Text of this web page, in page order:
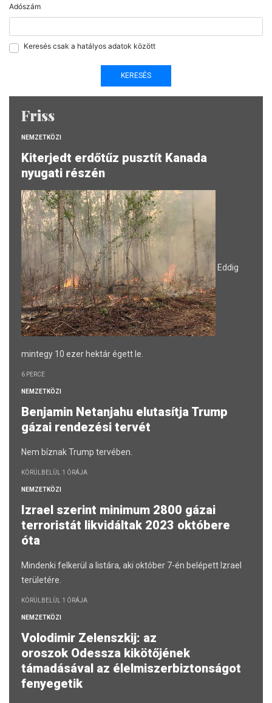
Adószám
Keresés csak a hatályos adatok között
Friss
NEMZETKÖZI
Kiterjedt erdőtűz pusztít Kanada
nyugati részén
Eddig
mintegy 10 ezer hektár égett le.
6 PERCE
NEMZETKÖZI
Benjamin Netanjahu elutasítja Trump
gázai rendezési tervét
Nem bíznak Trump tervében.
KÖRÜLBELÜL 1 ÓRÁJA
NEMZETKÖZI
Izrael szerint minimum 2800 gázai
terroristát likvidáltak 2023 októbere
óta
Mindenki felkerül a listára, aki október 7-én belépett Izrael
területére.
KÖRÜLBELÜL 1 ÓRÁJA
NEMZETKÖZI
Volodimir Zelenszkij: az
oroszok Odessza kikötőjének
támadásával az élelmiszerbiztonságot
fenyegetik